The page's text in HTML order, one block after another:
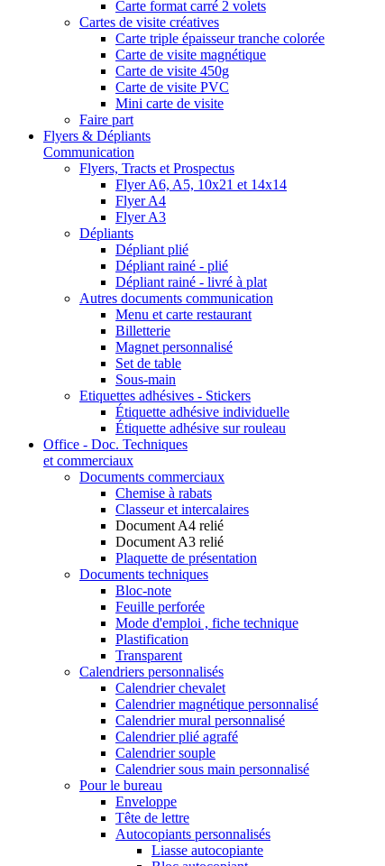
Carte format carré 2 volets
Cartes de visite créatives
Carte triple épaisseur tranche colorée
Carte de visite magnétique
Carte de visite 450g
Carte de visite PVC
Mini carte de visite
Faire part
Flyers & Dépliants
Communication
Flyers, Tracts et Prospectus
Flyer A6, A5, 10x21 et 14x14
Flyer A4
Flyer A3
Dépliants
Dépliant plié
Dépliant rainé - plié
Dépliant rainé - livré à plat
Autres documents communication
Menu et carte restaurant
Billetterie
Magnet personnalisé
Set de table
Sous-main
Etiquettes adhésives - Stickers
Étiquette adhésive individuelle
Étiquette adhésive sur rouleau
Office - Doc. Techniques
et commerciaux
Documents commerciaux
Chemise à rabats
Classeur et intercalaires
Document A4 relié
Document A3 relié
Plaquette de présentation
Documents techniques
Bloc-note
Feuille perforée
Mode d'emploi , fiche technique
Plastification
Transparent
Calendriers personnalisés
Calendrier chevalet
Calendrier magnétique personnalisé
Calendrier mural personnalisé
Calendrier plié agrafé
Calendrier souple
Calendrier sous main personnalisé
Pour le bureau
Enveloppe
Tête de lettre
Autocopiants personnalisés
Liasse autocopiante